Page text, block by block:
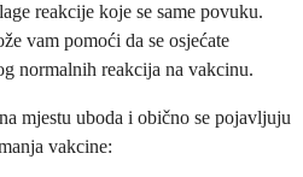
reakcije koje se same povuku.
vam pomoći da se osjećate
normalnih reakcija na vakcinu.
mjestu uboda i obično se pojavljuju
vakcine: